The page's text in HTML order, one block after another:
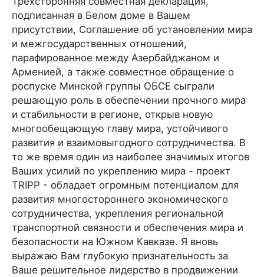
подписанная в Белом доме в Вашем
присутствии, Соглашение об установлении мира
и межгосударственных отношений,
парафированное между Азербайджаном и
Арменией, а также совместное обращение о
роспуске Минской группы ОБСЕ сыграли
решающую роль в обеспечении прочного мира
и стабильности в регионе, открыв новую
многообещающую главу мира, устойчивого
развития и взаимовыгодного сотрудничества. В
то же время один из наиболее значимых итогов
Ваших усилий по укреплению мира - проект
TRIPP - обладает огромным потенциалом для
развития многостороннего экономического
сотрудничества, укрепления региональной
транспортной связности и обеспечения мира и
безопасности на Южном Кавказе. Я вновь
выражаю Вам глубокую признательность за
Ваше решительное лидерство в продвижении